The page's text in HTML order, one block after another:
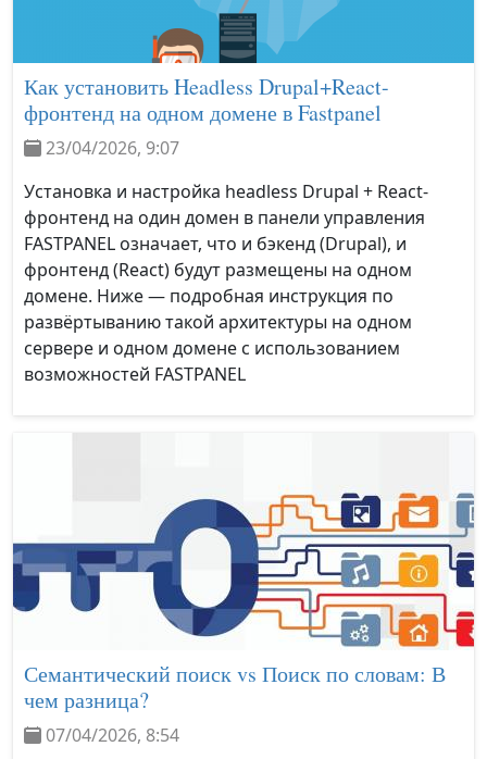
Как установить Headless Drupal+React-
фронтенд на одном домене в Fastpanel
23/04/2026, 9:07
Установка и настройка headless Drupal + React-
фронтенд на один домен в панели управления
FASTPANEL означает, что и бэкенд (Drupal), и
фронтенд (React) будут размещены на одном
домене. Ниже — подробная инструкция по
развёртыванию такой архитектуры на одном
сервере и одном домене с использованием
возможностей FASTPANEL
Семантический поиск vs Поиск по словам: В
чем разница?
07/04/2026, 8:54